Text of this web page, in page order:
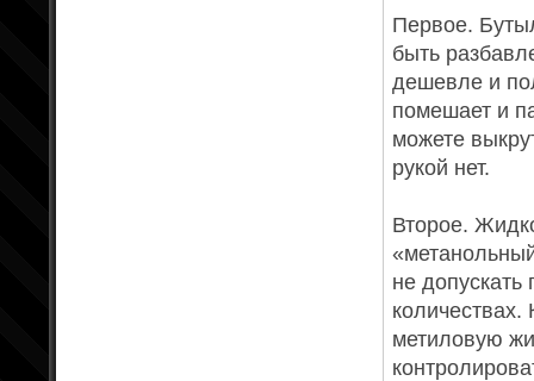
Первое.
быть
дешевле и
помешает и
можете
рукой нет.
Второе.
не
метиловую